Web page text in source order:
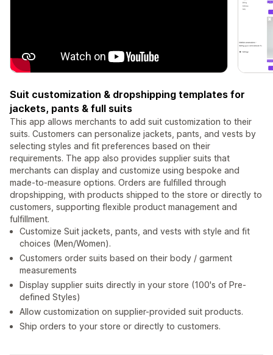
Suit customization & dropshipping templates for
jackets, pants & full suits
This app allows merchants to add suit customization to their
suits. Customers can personalize jackets, pants, and vests by
selecting styles and fit preferences based on their
requirements. The app also provides supplier suits that
merchants can display and customize using bespoke and
made-to-measure options. Orders are fulfilled through
dropshipping, with products shipped to the store or directly to
customers, supporting flexible product management and
fulfillment.
Customize Suit jackets, pants, and vests with style and fit
choices (Men/Women).
Customers order suits based on their body / garment
measurements
Display supplier suits directly in your store (100's of Pre-
defined Styles)
Allow customization on supplier-provided suit products.
Ship orders to your store or directly to customers.